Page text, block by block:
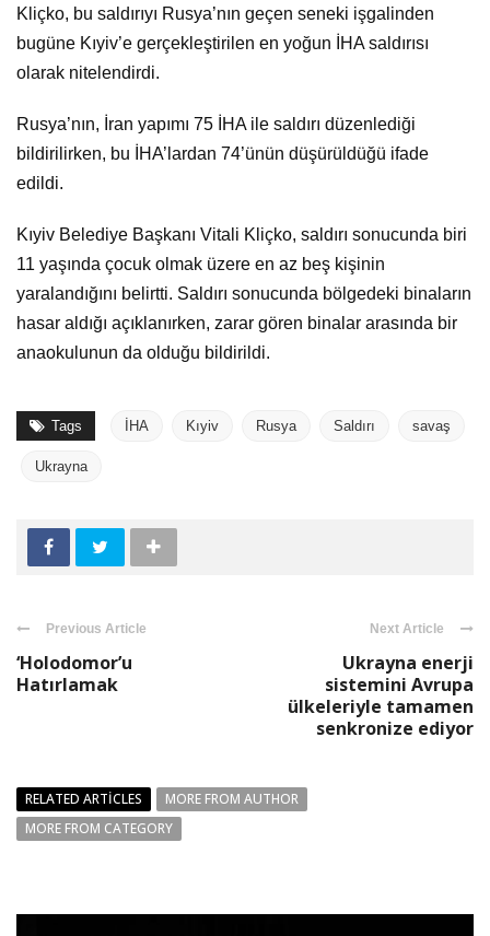
Kliçko, bu saldırıyı Rusya’nın geçen seneki işgalinden
bugüne Kıyiv’e gerçekleştirilen en yoğun İHA saldırısı
olarak nitelendirdi.
Rusya’nın, İran yapımı 75 İHA ile saldırı düzenlediği
bildirilirken, bu İHA’lardan 74’ünün düşürüldüğü ifade
edildi.
Kıyiv Belediye Başkanı Vitali Kliçko, saldırı sonucunda biri
11 yaşında çocuk olmak üzere en az beş kişinin
yaralandığını belirtti. Saldırı sonucunda bölgedeki binaların
hasar aldığı açıklanırken, zarar gören binalar arasında bir
anaokulunun da olduğu bildirildi.
Tags İHA Kıyiv Rusya Saldırı savaş
Ukrayna
Previous Article
‘Holodomor’u
Hatırlamak
Next Article
Ukrayna enerji
sistemini Avrupa
ülkeleriyle tamamen
senkronize ediyor
RELATED ARTICLES
MORE FROM AUTHOR
MORE FROM CATEGORY